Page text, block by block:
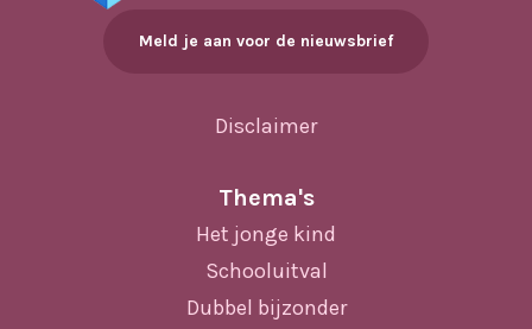
Meld je aan voor de nieuwsbrief
Disclaimer
Thema's
Het jonge kind
Schooluitval
Dubbel bijzonder